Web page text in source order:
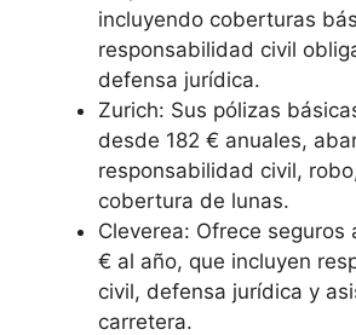
incluyendo coberturas
responsabilidad civil
defensa jurídica.
Zurich: Sus pólizas
desde 182 € anuales,
responsabilidad civil,
cobertura de lunas.
Cleverea: Ofrece seguros
€ al año, que incluyen
civil, defensa jurídica y
carretera.